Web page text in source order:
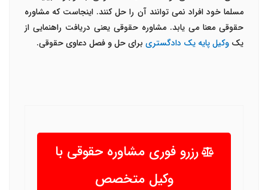
مسلما خود افراد نمی توانند آن را حل کنند. اینجاست که مشاوره
حقوقی معنا می یابد. مشاوره حقوقی یعنی دریافت راهنمایی از
یک وکیل پایه یک دادگستری برای حل و فصل دعاوی حقوقی.
رزرو فوری مشاوره حقوقی با
وکیل متخصص